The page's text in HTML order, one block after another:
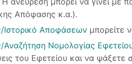
Απόφασης κ.α.).
Ιστορικό Αποφάσεων μπορείτε
Αναζήτηση Νομολογίας
του Εφετείου και να ψάξετε